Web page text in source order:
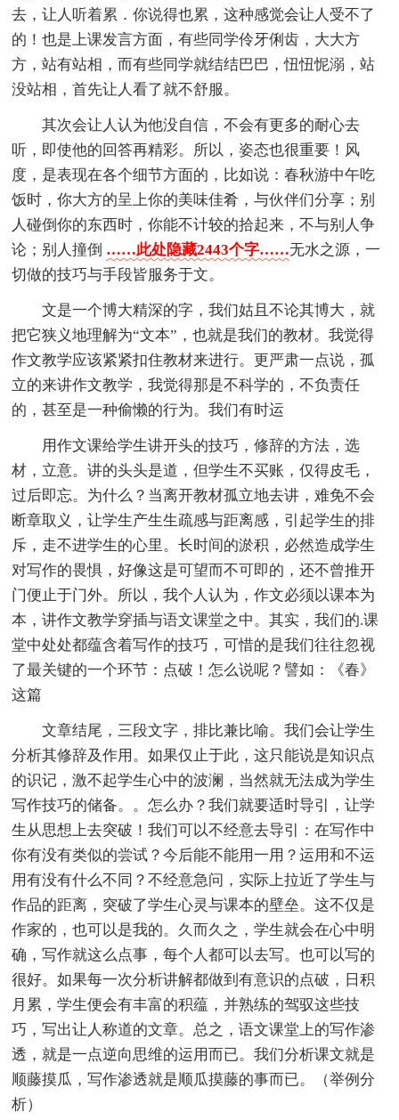
去，让人听着累．你说得也累，这种感觉会让人受不了
的！也是上课发言方面，有些同学伶牙俐齿，大大方
方，站有站相，而有些同学就结结巴巴，忸忸怩溺，站
没站相，首先让人看了就不舒服。
其次会让人认为他没自信，不会有更多的耐心去
听，即使他的回答再精彩。所以，姿态也很重要！风
度，是表现在各个细节方面的，比如说：春秋游中午吃
饭时，你大方的呈上你的美味佳肴，与伙伴们分享；别
人碰倒你的东西时，你能不计较的拾起来，不与别人争
论；别人撞倒 ……此处隐藏2443个字……无水之源，一
切做的技巧与手段皆服务于文。
文是一个博大精深的字，我们姑且不论其博大，就
把它狭义地理解为“文本”，也就是我们的教材。我觉得
作文教学应该紧紧扣住教材来进行。更严肃一点说，孤
立的来讲作文教学，我觉得那是不科学的，不负责任
的，甚至是一种偷懒的行为。我们有时运
用作文课给学生讲开头的技巧，修辞的方法，选
材，立意。讲的头头是道，但学生不买账，仅得皮毛，
过后即忘。为什么？当离开教材孤立地去讲，难免不会
断章取义，让学生产生生疏感与距离感，引起学生的排
斥，走不进学生的心里。长时间的淤积，必然造成学生
对写作的畏惧，好像这是可望而不可即的，还不曾推开
门便止于门外。所以，我个人认为，作文必须以课本为
本，讲作文教学穿插与语文课堂之中。其实，我们的.课
堂中处处都蕴含着写作的技巧，可惜的是我们往往忽视
了最关键的一个环节：点破！怎么说呢？譬如：《春》
这篇
文章结尾，三段文字，排比兼比喻。我们会让学生
分析其修辞及作用。如果仅止于此，这只能说是知识点
的识记，激不起学生心中的波澜，当然就无法成为学生
写作技巧的储备。。怎么办？我们就要适时导引，让学
生从思想上去突破！我们可以不经意去导引：在写作中
你有没有类似的尝试？今后能不能用一用？运用和不运
用有没有什么不同？不经意急问，实际上拉近了学生与
作品的距离，突破了学生心灵与课本的壁垒。这不仅是
作家的，也可以是我的。久而久之，学生就会在心中明
确，写作就这么点事，每个人都可以去写。也可以写的
很好。如果每一次分析讲解都做到有意识的点破，日积
月累，学生便会有丰富的积蕴，并熟练的驾驭这些技
巧，写出让人称道的文章。总之，语文课堂上的写作渗
透，就是一点逆向思维的运用而已。我们分析课文就是
顺藤摸瓜，写作渗透就是顺瓜摸藤的事而已。（举例分
析）